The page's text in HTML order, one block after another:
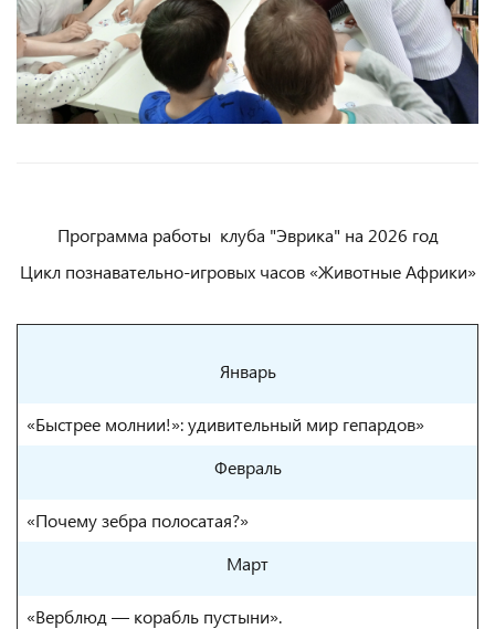
Программа работы клуба "Эврика" на 2026 год
Цикл познавательно-игровых часов «Животные Африки»
Январь
«Быстрее молнии!»: удивительный мир гепардов»
Февраль
«Почему зебра полосатая?»
Март
«Верблюд — корабль пустыни».